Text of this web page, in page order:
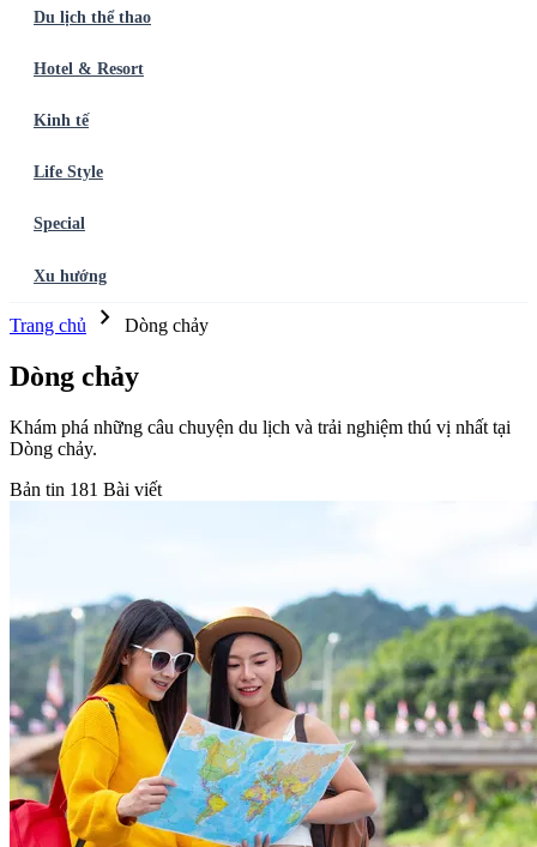
Du lịch thể thao
Hotel & Resort
Kinh tế
Life Style
Special
Xu hướng
Trang chủ Ẩm thực Balo du lịch
thaoHotel & ResortKinh tế
Trang chủ chevron_right Dòng chảy
Dòng chảy
Khám phá những câu chuyện du lịch và trải nghiệm thú vị nhất tại
Dòng chảy.
Bản tin 181 Bài viết